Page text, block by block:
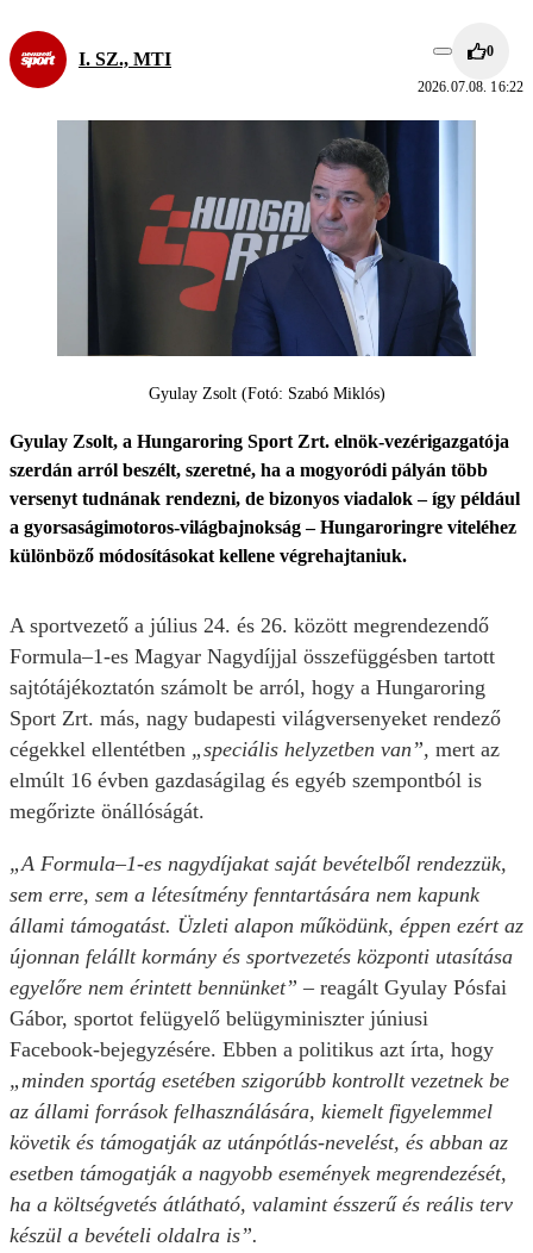
I. SZ., MTI 0
2026.07.08. 16:22
Gyulay Zsolt (Fotó: Szabó Miklós)
Gyulay Zsolt, a Hungaroring Sport Zrt. elnök-vezérigazgatója
szerdán arról beszélt, szeretné, ha a mogyoródi pályán több
versenyt tudnának rendezni, de bizonyos viadalok – így például
a gyorsaságimotoros-világbajnokság – Hungaroringre viteléhez
különböző módosításokat kellene végrehajtaniuk.
A sportvezető a július 24. és 26. között megrendezendő
Formula–1-es Magyar Nagydíjjal összefüggésben tartott
sajtótájékoztatón számolt be arról, hogy a Hungaroring
Sport Zrt. más, nagy budapesti világversenyeket rendező
cégekkel ellentétben „speciális helyzetben van”, mert az
elmúlt 16 évben gazdaságilag és egyéb szempontból is
megőrizte önállóságát.
„A Formula–1-es nagydíjakat saját bevételből rendezzük,
sem erre, sem a létesítmény fenntartására nem kapunk
állami támogatást. Üzleti alapon működünk, éppen ezért az
újonnan felállt kormány és sportvezetés központi utasítása
egyelőre nem érintett bennünket” – reagált Gyulay Pósfai
Gábor, sportot felügyelő belügyminiszter júniusi
Facebook-bejegyzésére. Ebben a politikus azt írta, hogy
„minden sportág esetében szigorúbb kontrollt vezetnek be
az állami források felhasználására, kiemelt figyelemmel
követik és támogatják az utánpótlás-nevelést, és abban az
esetben támogatják a nagyobb események megrendezését,
ha a költségvetés átlátható, valamint ésszerű és reális terv
készül a bevételi oldalra is”.